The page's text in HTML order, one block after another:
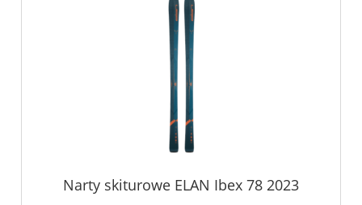
Narty skiturowe ELAN Ibex 78 2023